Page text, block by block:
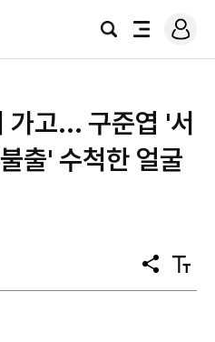
검
전
로
그
가고... 구준엽 '서
출' 수척한 얼굴
공
유
텍
스